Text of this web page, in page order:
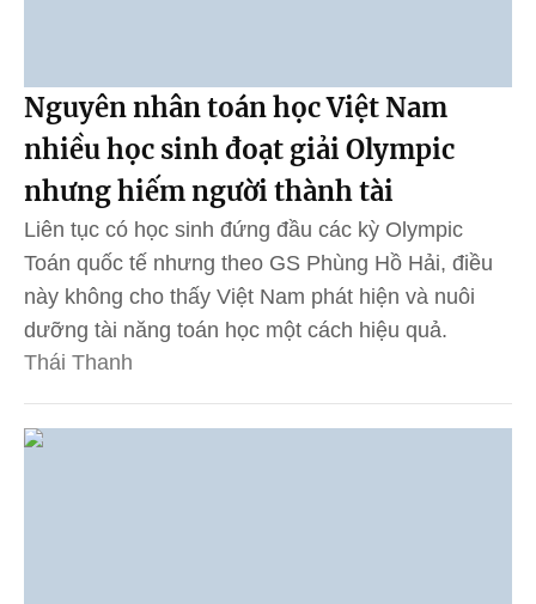
Nguyên nhân toán học Việt Nam
nhiều học sinh đoạt giải Olympic
nhưng hiếm người thành tài
Liên tục có học sinh đứng đầu các kỳ Olympic
Toán quốc tế nhưng theo GS Phùng Hồ Hải, điều
này không cho thấy Việt Nam phát hiện và nuôi
dưỡng tài năng toán học một cách hiệu quả.
Thái Thanh